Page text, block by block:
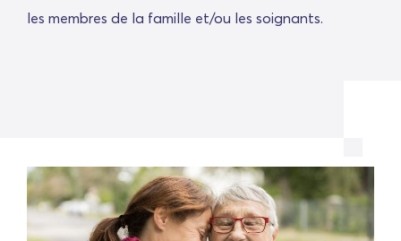
les membres de la famille et/ou les soignants.